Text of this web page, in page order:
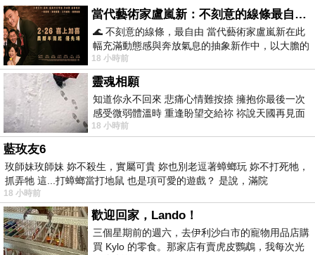
當代藝術家盧嵐新：不刻意的線條最自由，讓色彩流動、筆觸自己說話
🌊 不刻意的線條，最自由 當代藝術家盧嵐新在此
幅充滿動態感與奔放氣息的抽象新作中，以大膽的
藍色顏料在白色畫布上揮灑、壓印與流淌
18 小時前
靈魂相願
知道你永不回來 悲痛心情難按捺 擁抱你最後一次
感受微弱體溫時 重逢盼望交給祢 祢說天國再見面
此刻忍淚說別離 他日靈魂再
18 小時前
藍玫友6
玫師妹玫師妹 妳不殺生，實屬可貴 妳也別老逗著蟑螂玩 妳不打死牠，
抓弄牠 這...打蟑螂當打地鼠 也是項可愛的遊戲？ 是說，滿院
18 小時前
歡迎回家，Lando！
三個星期前的週六，去伊利沙白市的寵物用品店購
買 Kylo 的零食。那家店有賣虎皮鸚鵡，我每次光